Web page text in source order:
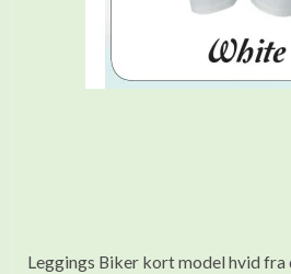
Leggings Biker kort model hvid fra